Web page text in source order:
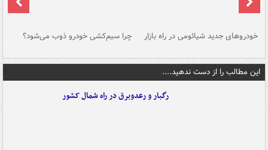
خودروهای جدید شیائومی در راه بازار چرا سیم‌کشی خودرو ذوب می‌شود؟
این مطالب را از دست ندهید....
رگبار و رعدوبرق در راه شمال کشور